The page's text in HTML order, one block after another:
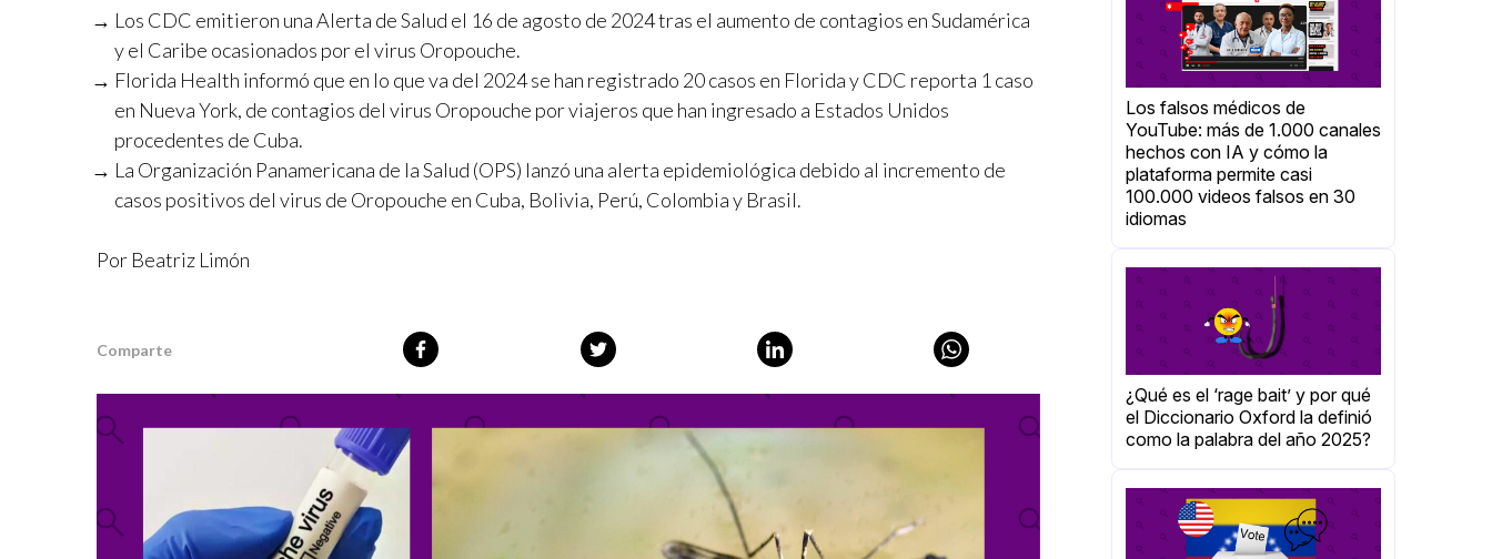
Los CDC emitieron una Alerta de Salud el 16 de agosto de 2024 tras el aumento de contagios en Sudamérica
y el Caribe ocasionados por el virus Oropouche.
Florida Health informó que en lo que va del 2024 se han registrado 20 casos en Florida y CDC reporta 1 caso
en Nueva York, de contagios del virus Oropouche por viajeros que han ingresado a Estados Unidos
procedentes de Cuba.
La Organización Panamericana de la Salud (OPS) lanzó una alerta epidemiológica debido al incremento de
casos positivos del virus de Oropouche en Cuba, Bolivia, Perú, Colombia y Brasil.
Por Beatriz Limón
Comparte
Los falsos médicos de
YouTube: más de 1.000 canales
hechos con IA y cómo la
plataforma permite casi
100.000 videos falsos en 30
idiomas
¿Qué es el ‘rage bait’ y por qué
el Diccionario Oxford la definió
como la palabra del año 2025?